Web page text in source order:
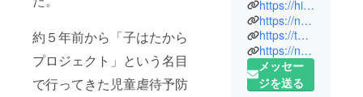
約５年前から「子はたから
プロジェクト」という名目
で行ってきた児童虐待予防
スローガン
に、学生か
ら60代まで
の幅広い支
援者で、名
https://hidamari-oka.org/main
https://narukawa-shingo.work/
https://terrace.narukawa-shingo.work/
https://npohidamari.official.ec/
メッセー
ジを送る